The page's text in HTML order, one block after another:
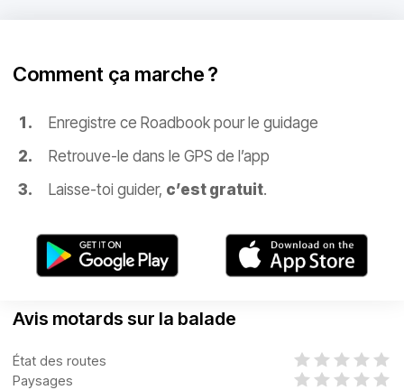
Comment ça marche ?
Enregistre ce Roadbook pour le guidage
Retrouve-le dans le GPS de l’app
Laisse-toi guider, c’est gratuit.
Avis motards sur la balade
État des routes
Paysages